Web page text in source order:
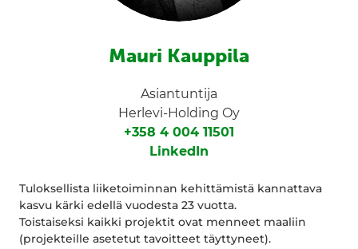
Mauri Kauppila
Asiantuntija
Herlevi-Holding Oy
+358 4 004 11501
LinkedIn
Tuloksellista liiketoiminnan kehittämistä kannattava
kasvu kärki edellä vuodesta 23 vuotta.
Toistaiseksi kaikki projektit ovat menneet maaliin
(projekteille asetetut tavoitteet täyttyneet).